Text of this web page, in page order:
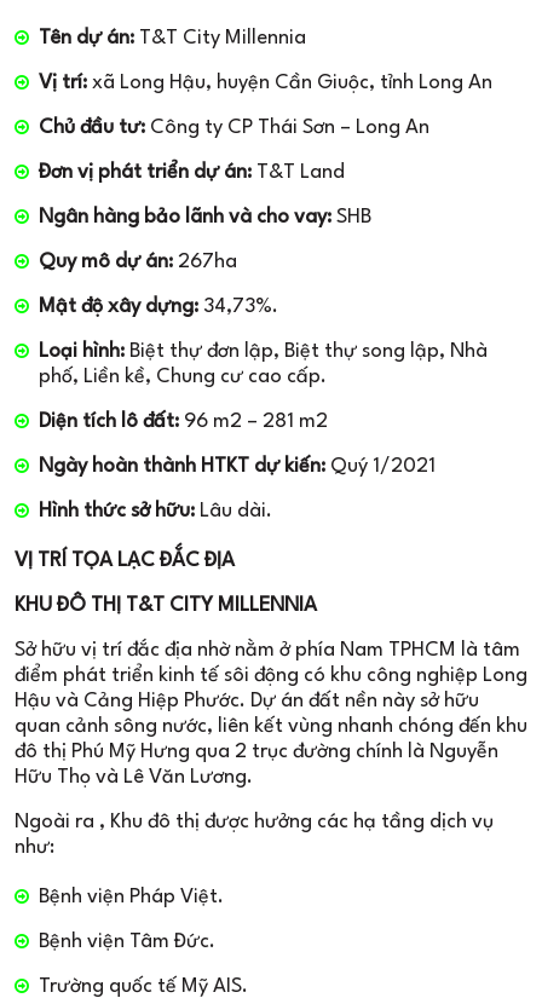
Tên dự án: T&T City Millennia
Vị trí: xã Long Hậu, huyện Cần Giuộc, tỉnh Long An
Chủ đầu tư: Công ty CP Thái Sơn – Long An
Đơn vị phát triển dự án: T&T Land
Ngân hàng bảo lãnh và cho vay: SHB
Quy mô dự án: 267ha
Mật độ xây dựng: 34,73%.
Loại hình: Biệt thự đơn lập, Biệt thự song lập, Nhà
phố, Liền kề, Chung cư cao cấp.
Diện tích lô đất: 96 m2 – 281 m2
Ngày hoàn thành HTKT dự kiến: Quý 1/2021
Hình thức sở hữu: Lâu dài.
VỊ TRÍ TỌA LẠC ĐẮC ĐỊA
KHU ĐÔ THỊ T&T CITY MILLENNIA
Sở hữu vị trí đắc địa nhờ nằm ở phía Nam TPHCM là tâm
điểm phát triển kinh tế sôi động có khu công nghiệp Long
Hậu và Cảng Hiệp Phước. Dự án đất nền này sở hữu
quan cảnh sông nước, liên kết vùng nhanh chóng đến khu
đô thị Phú Mỹ Hưng qua 2 trục đường chính là Nguyễn
Hữu Thọ và Lê Văn Lương.
Ngoài ra , Khu đô thị được hưởng các hạ tầng dịch vụ
như:
Bệnh viện Pháp Việt.
Bệnh viện Tâm Đức.
Trường quốc tế Mỹ AIS.